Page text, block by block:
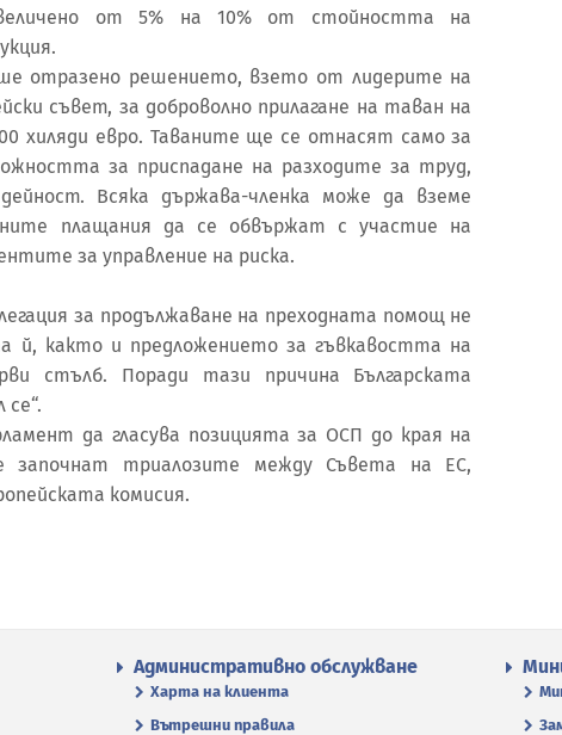
от 5% на 10% от стойността на
отразено решението, взето от лидерите на
съвет, за доброволно прилагане на таван на
хиляди евро. Таваните ще се отнасят само за
за приспадане на разходите за труд,
Всяка държава-членка може да вземе
плащания да се обвържат с участие на
за управление на риска.
за продължаване на преходната помощ не
й, както и предложението за гъвкавостта на
стълб. Поради тази причина Българската
се“.
да гласува позицията за ОСП до края на
започнат триалозите между Съвета на ЕС,
комисия.
Административно обслужване
Харта на клиента
Вътрешни правила